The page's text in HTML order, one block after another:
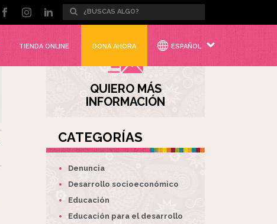
TIENDA ONLINE DONA AHORA ESPAÑOL
QUIERO MÁS
INFORMACIÓN
CATEGORÍAS
Denuncia
Desarrollo socioeconómico
Educación
Educación para el desarrollo